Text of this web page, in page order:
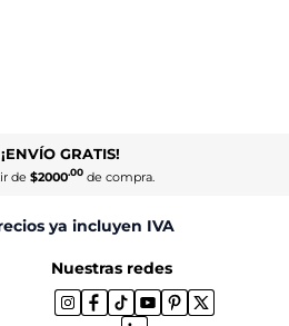
¡ENVÍO GRATIS!
de $2000.00de compra.
ya incluyen IVA
Nuestras redes